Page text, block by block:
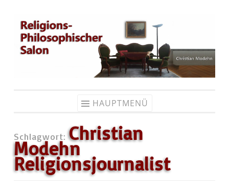
Zum
Inhalt
springen
HAUPTMENÜ
Schlagwort:Christian
Modehn
Religionsjournalist